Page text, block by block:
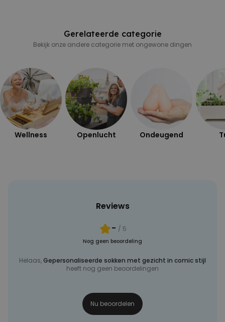
Gerelateerde categorie
Bekijk onze andere categorie met ongewone dingen
Wellness Openlucht Ondeugend
Reviews
- / 5
Nog geen beoordeling
Helaas,Gepersonaliseerde sokken met gezicht in comic stijl
heeft nog geen beoordelingen
Nu beoordelen